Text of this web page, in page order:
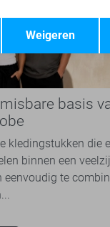
basis
kledingstukken die
binnen een
eenvoudig te
Weigeren